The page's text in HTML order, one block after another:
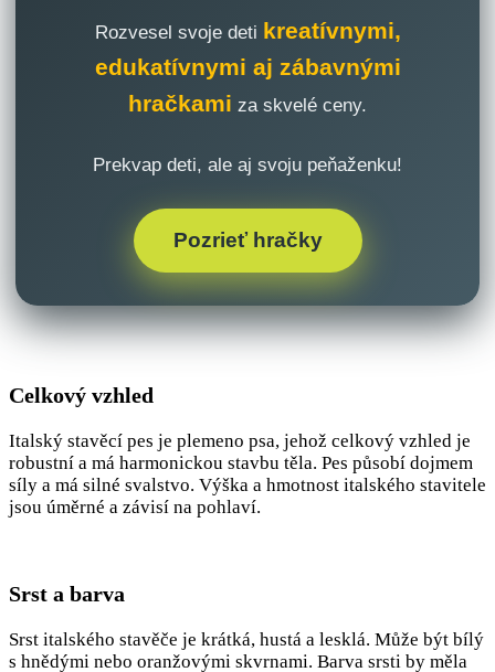
Rozvesel svoje deti kreatívnymi,
edukatívnymi aj zábavnými
hračkami za skvelé ceny.
Prekvap deti, ale aj svoju peňaženku!
Pozrieť hračky
Celkový vzhled
Italský stavěcí pes je plemeno psa, jehož celkový vzhled je
robustní a má harmonickou stavbu těla. Pes působí dojmem
síly a má silné svalstvo. Výška a hmotnost italského stavitele
jsou úměrné a závisí na pohlaví.
Srst a barva
Srst italského stavěče je krátká, hustá a lesklá. Může být bílý
s hnědými nebo oranžovými skvrnami. Barva srsti by měla